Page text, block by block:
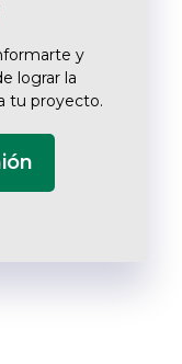
y
lograr la
tu proyecto.